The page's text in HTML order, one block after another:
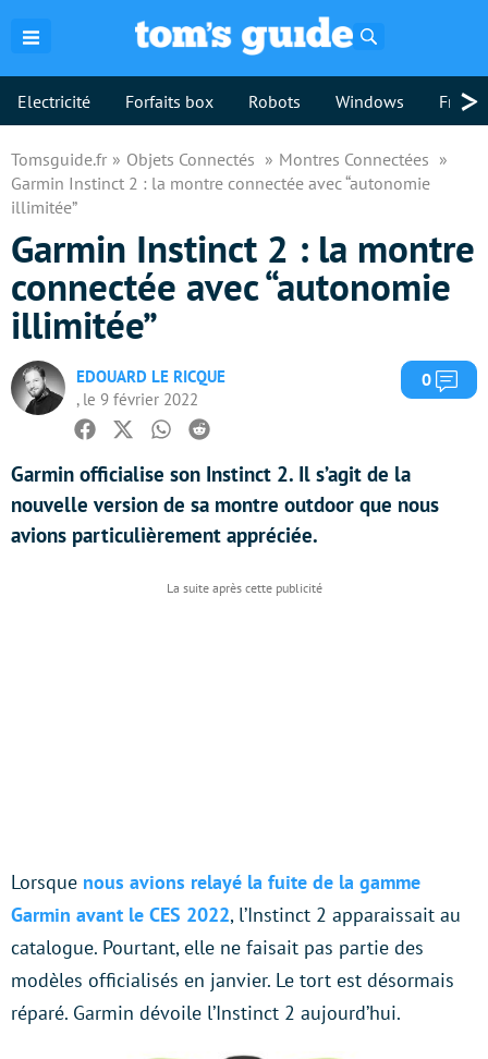
Electricité Forfaits box Robots Windows >
Tomsguide.fr Objets Connectés
Montres Connectées
Garmin Instinct 2 : la montre connectée avec “autonomie
illimitée”
Garmin Instinct 2 : la montre
connectée avec “autonomie
illimitée”
EDOUARD LE RICQUE
, le 9 février 2022
0
Facebook
TwitterWhatsapp
Reddit
Garmin officialise son Instinct 2. Il s’agit de la
nouvelle version de sa montre outdoor que nous
avions particulièrement appréciée.
Lorsque nous avions relayé la fuite de la gamme
Garmin avant le CES 2022, l’Instinct 2 apparaissait au
catalogue. Pourtant, elle ne faisait pas partie des
modèles officialisés en janvier. Le tort est désormais
réparé. Garmin dévoile l’Instinct 2 aujourd’hui.